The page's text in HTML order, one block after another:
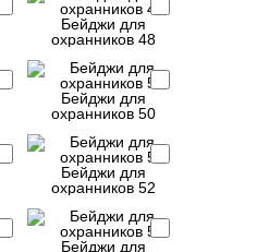
Бейджи для
охранников 48
Бейджи для
охранников 50
Бейджи для
охранников 52
Бейджи для